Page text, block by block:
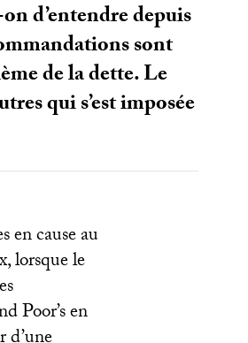
d’entendre depuis
sont
de la dette. Le
qui s’est imposée
en cause au
lorsque le
Poor’s en